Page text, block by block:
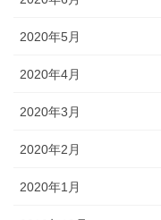
2020年5月
2020年4月
2020年3月
2020年2月
2020年1月